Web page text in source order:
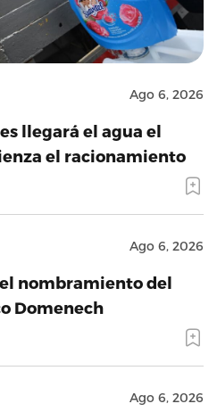
Ago 6, 2026
llegará el agua el
el racionamiento
Ago 6, 2026
nombramiento del
Domenech
Ago 6, 2026